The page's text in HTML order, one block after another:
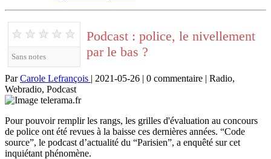
★ ★ ★ ★ ★
Sans notes
Podcast : police, le nivellement
par le bas ?
ParCarole Lefrançois | 2021-05-26 | 0 commentaire | Radio,
Webradio, Podcast
Pour pouvoir remplir les rangs, les grilles d'évaluation au concours
de police ont été revues à la baisse ces dernières années. “Code
source”, le podcast d’actualité du “Parisien”, a enquêté sur cet
inquiétant phénomène.